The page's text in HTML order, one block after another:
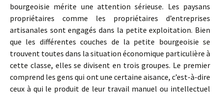
bourgeoisie mérite une attention sérieuse. Les paysans
propriétaires comme les propriétaires d’entreprises
artisanales sont engagés dans la petite exploitation. Bien
que les différentes couches de la petite bourgeoisie se
trouvent toutes dans la situation économique particulière à
cette classe, elles se divisent en trois groupes. Le premier
comprend les gens qui ont une certaine aisance, c’est-à-dire
ceux à qui le produit de leur travail manuel ou intellectuel